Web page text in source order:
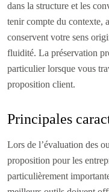
dans la structure et les
tenir compte du contexte,
conservent votre sens
fluidité. La préservation
particulier lorsque vous
proposition client.
Principales
Lors de l’évaluation des
proposition pour les
particulièrement